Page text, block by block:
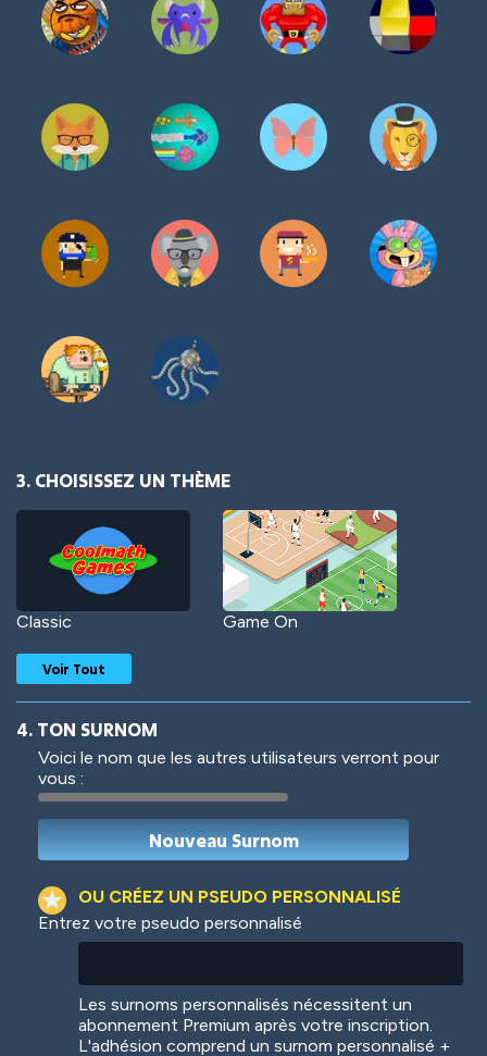
3. CHOISISSEZ UN THÈME
Classic Game On
Woof
Colorful
Voir Tout
4. TON SURNOM
Voici le nom que les autres utilisateurs verront pour
vous :
OU CRÉEZ UN PSEUDO PERSONNALISÉ
Entrez votre pseudo personnalisé
Les surnoms personnalisés nécessitent un
abonnement Premium après votre inscription.
L'adhésion comprend un surnom personnalisé +